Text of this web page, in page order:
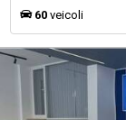
60 veicoli